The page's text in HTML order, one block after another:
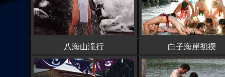
八海山滝行 白子海岸初禊